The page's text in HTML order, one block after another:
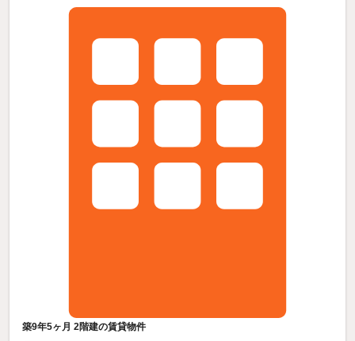
築9年5ヶ月 2階建の賃貸物件